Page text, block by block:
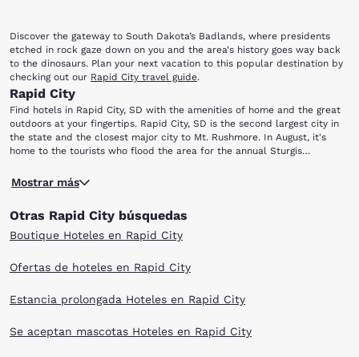
Discover the gateway to South Dakota’s Badlands, where presidents
etched in rock gaze down on you and the area's history goes way back
to the dinosaurs. Plan your next vacation to this popular destination by
checking out our Rapid City travel guide.
Rapid City
Find hotels in Rapid City, SD with the amenities of home and the great
outdoors at your fingertips. Rapid City, SD is the second largest city in
the state and the closest major city to Mt. Rushmore. In August, it's
home to the tourists who flood the area for the annual Sturgis
pleasure, there are activities for singles, couples, families and nature
Gardens Sitting Bull Crystal Caverns Mt. Rushmore National Memorial
Bear Country USA.
Rapid City is only 23 miles from the Mt. Rushmore National Memorial,
where you can come face to face with America's rich national heritage.
geographical tour of the region. If animals—past, present or even
slithering—are your thing, check out Dinosaur Park, Reptile Gardens and
around the world to promote the survival of several species of reptiles.
You'll be awestruck as you see clear water reflecting off a brilliant
with Choice Hotels and get easy access to all the local attractions.
Check out our selection below and make your reservation today!
Mostrar más
Otras Rapid City búsquedas
Boutique Hoteles en Rapid City
Ofertas de hoteles en Rapid City
Estancia prolongada Hoteles en Rapid City
Se aceptan mascotas Hoteles en Rapid City